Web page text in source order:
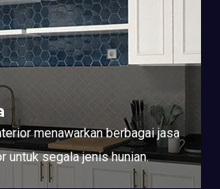
menawarkan berbagai jasa
untuk segala jenis hunian.